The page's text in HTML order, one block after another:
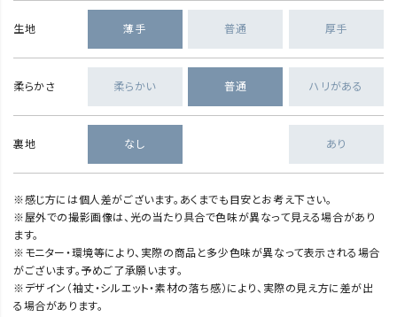
生地 薄手 普通 厚手
柔らかさ 柔らかい 普通 ハリがある
裏地 なし あり
※感じ方には個人差がございます。あくまでも目安とお考え下さい。
※屋外での撮影画像は、光の当たり具合で色味が異なって見える場合があり
ます。
※モニター・環境等により、実際の商品と多少色味が異なって表示される場合
がございます。予めご了承願います。
※デザイン（袖丈・シルエット・素材の落ち感）により、実際の見え方に差が出
る場合があります。